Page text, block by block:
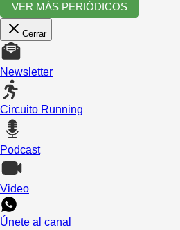
VER MÁS PERIÓDICOS
Cerrar
Newsletter
Circuito Running
Podcast
Video
Únete al canal